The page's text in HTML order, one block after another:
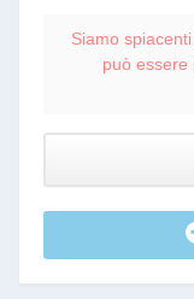
Siamo
può essere